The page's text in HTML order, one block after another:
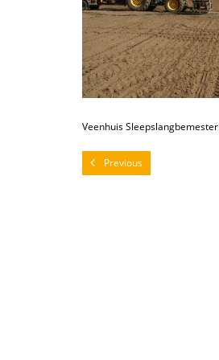
Veenhuis Sleepslangbemester
Previous